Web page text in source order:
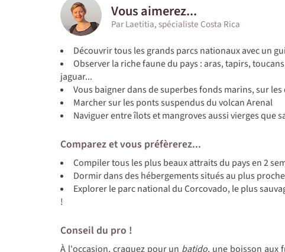
Vous aimerez...
Par Laetitia, spécialiste Costa Rica
Découvrir tous les grands parcs nationaux avec un
Observer la riche faune du pays : aras, tapirs,
jaguar...
Vous baigner dans de superbes fonds marins, sur
Marcher sur les ponts suspendus du volcan Arenal
Naviguer entre îlots et mangroves aussi vierges que
Comparez et vous préfèrerez...
Compiler tous les plus beaux attraits du pays en 2
Dormir dans des hébergements situés au plus
Explorer le parc national du Corcovado, le plus
!
Conseil du pro !
À l'occasion, craquez pour un batido, une boisson aux